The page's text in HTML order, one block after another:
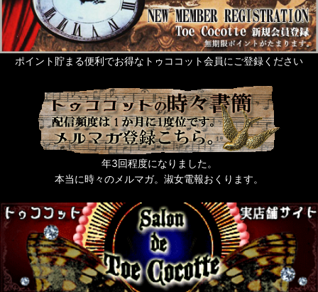
ポイント貯まる便利でお得なトゥココット会員にご登録ください
年3回程度になりました。
本当に時々のメルマガ。淑女電報おくります。